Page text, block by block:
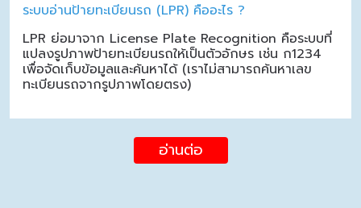
ระบบอ่านป้ายทะเบียนรถ (LPR) คืออะไร ?
LPR ย่อมาจาก License Plate Recognition คือระบบที่
แปลงรูปภาพป้ายทะเบียนรถให้เป็นตัวอักษร เช่น ก1234
เพื่อจัดเก็บข้อมูลและค้นหาได้ (เราไม่สามารถค้นหาเลข
ทะเบียนรถจากรูปภาพโดยตรง)
อ่านต่อ